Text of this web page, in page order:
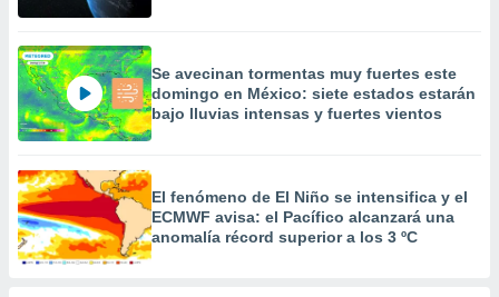
Se avecinan tormentas muy fuertes este
domingo en México: siete estados estarán
bajo lluvias intensas y fuertes vientos
El fenómeno de El Niño se intensifica y el
ECMWF avisa: el Pacífico alcanzará una
anomalía récord superior a los 3 ºC